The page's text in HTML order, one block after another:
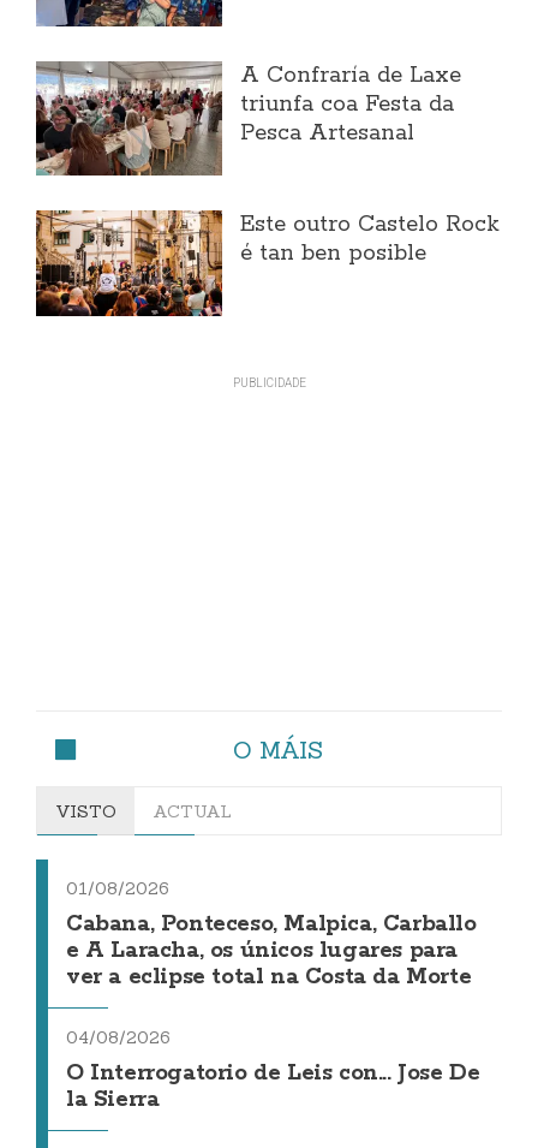
A Confraría de Laxe
triunfa coa Festa da
Pesca Artesanal
Este outro Castelo Rock
é tan ben posible
O MÁIS
VISTO ACTUAL
01/08/2026
Cabana, Ponteceso, Malpica, Carballo
e A Laracha, os únicos lugares para
ver a eclipse total na Costa da Morte
04/08/2026
O Interrogatorio de Leis con... Jose De
la Sierra